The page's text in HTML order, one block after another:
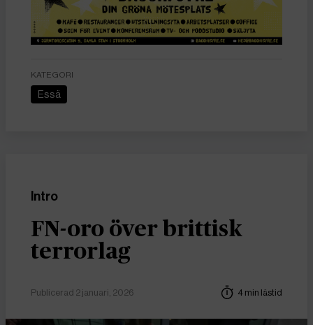
KATEGORI
Essä
Intro
FN-oro över brittisk
terrorlag
Publicerad 2 januari, 2026 4 min lästid